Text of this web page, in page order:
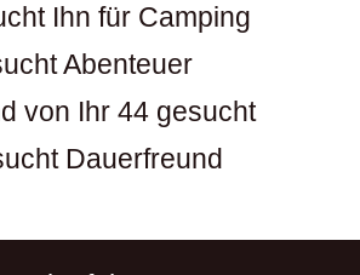
Ihn für Camping
Abenteuer
von Ihr 44 gesucht
Dauerfreund